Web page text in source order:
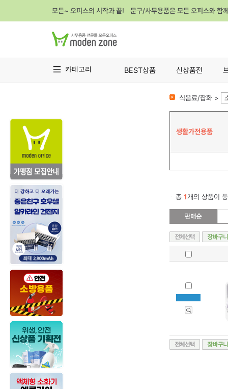
모든~ 오피스의 시작과 끝! 문구/사무용품은 모든 오피스와 함
카테고리 BEST상품 신상품전
식음료/잡화 >
생활가전용품
총 1개의 상품이